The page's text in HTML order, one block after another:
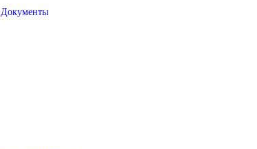
Документы